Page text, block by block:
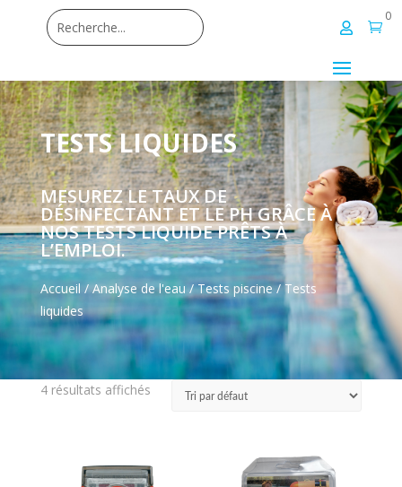
 
0
TESTS LIQUIDES
MESUREZ LE TAUX DE
DÉSINFECTANT ET LE PH GRÂCE À
NOS TESTS LIQUIDE PRÊTS À
L’EMPLOI.
Accueil /Analyse de l'eau /Tests piscine/ Tests
liquides
4 résultats affichés